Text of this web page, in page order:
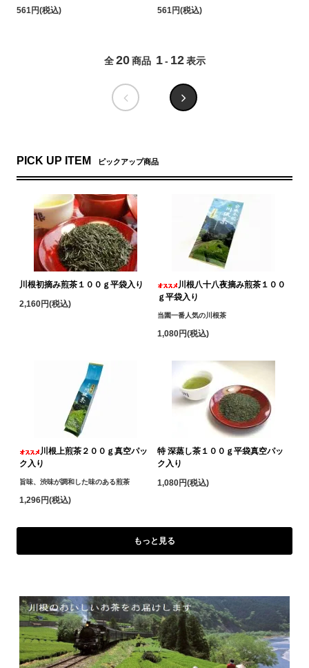
561円(税込)
561円(税込)
全 20 商品 1 - 12 表示
PICK UP ITEM ピックアップ商品
川根初摘み煎茶１００ｇ平袋入り
2,160円(税込)
川根八十八夜摘み煎茶１００
ｇ平袋入り
当園一番人気の川根茶
1,080円(税込)
川根上煎茶２００ｇ真空パッ
ク入り
旨味、渋味が調和した味のある煎茶
1,296円(税込)
特 深蒸し茶１００ｇ平袋真空パッ
ク入り
1,080円(税込)
もっと見る